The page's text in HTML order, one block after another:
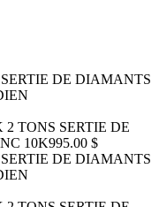
TONS SERTIE DE
10K995.00 $